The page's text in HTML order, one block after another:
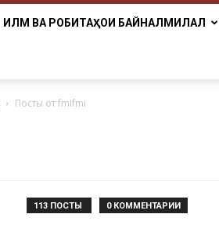
ИЛМ ВА РОБИТАҲОИ БАЙНАЛМИЛАЛӢ
Посты от fmifmi
113 ПОСТЫ 0 КОММЕНТАРИИ